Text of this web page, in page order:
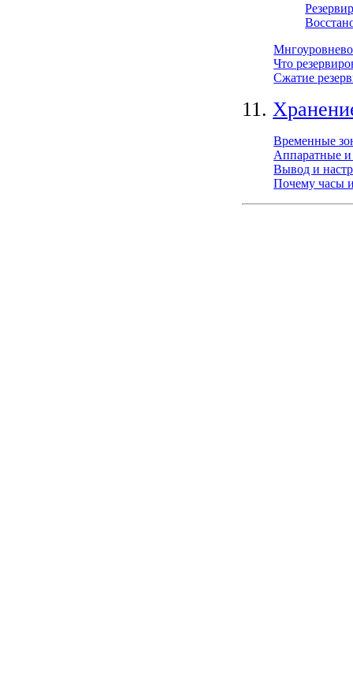
Что
Сжатие
11.
Временные
Аппаратные
Вывод и
Почему часы